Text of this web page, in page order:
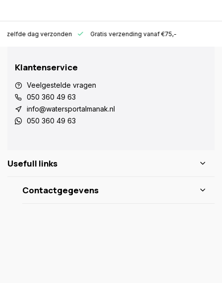
zelfde dag verzonden Gratis verzending vanaf €75,-
Klantenservice
Veelgestelde vragen
050 360 49 63
info@watersportalmanak.nl
050 360 49 63
Usefull links
Contactgegevens